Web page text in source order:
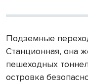
Подземные
Станционная, она
пешеходных
островка